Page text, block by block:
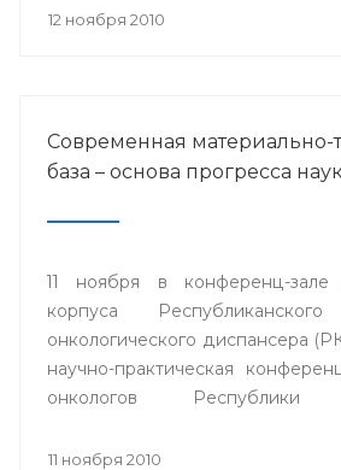
участием.
12 ноября 2010
Современная материально-
база – основа прогресса
11 ноября в конференц-зале
корпуса Республиканского
онкологического диспансера
научно-практическая
онкологов Республики
основа прогресса
11 ноября 2010